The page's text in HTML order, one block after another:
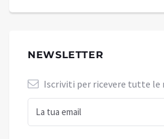
NEWSLETTER
Iscriviti per ricevere tutte